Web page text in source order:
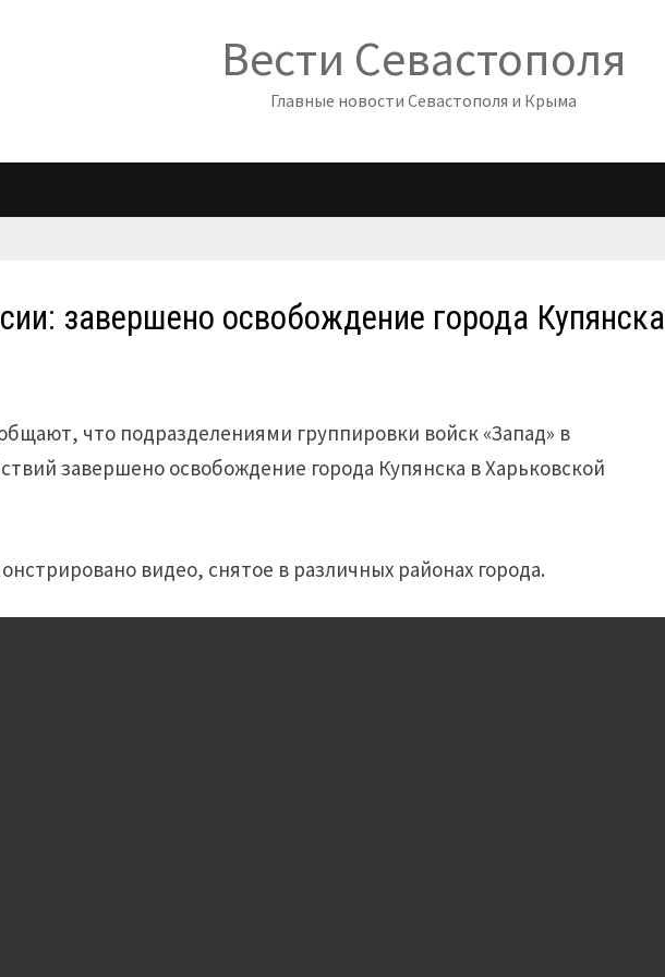
Вести Севастополя
Главные новости Севастополя и Крыма
завершено освобождение города Купянска
что подразделениями группировки войск «Запад» в
завершено освобождение города Купянска в Харьковской
видео, снятое в различных районах города.